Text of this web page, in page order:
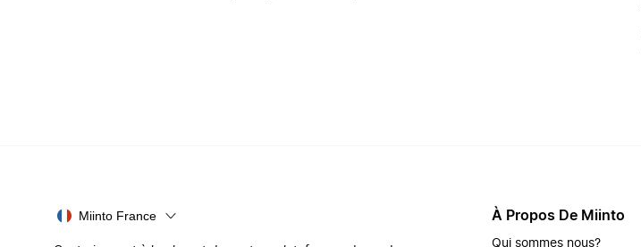
Miinto France À Propos De Miinto
Qui sommes nous?